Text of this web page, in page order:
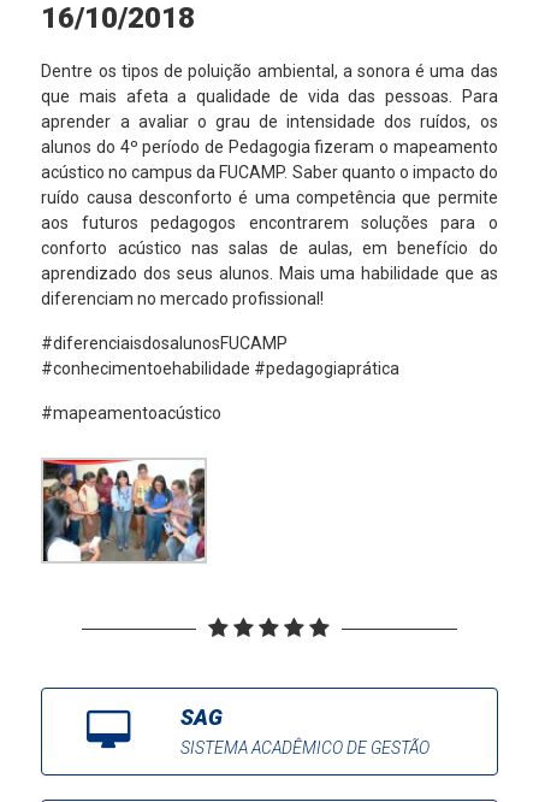
16/10/2018
Dentre os tipos de poluição ambiental, a sonora é uma das
que mais afeta a qualidade de vida das pessoas. Para
aprender a avaliar o grau de intensidade dos ruídos, os
alunos do 4º período de Pedagogia fizeram o mapeamento
acústico no campus da FUCAMP. Saber quanto o impacto do
ruído causa desconforto é uma competência que permite
aos futuros pedagogos encontrarem soluções para o
conforto acústico nas salas de aulas, em benefício do
aprendizado dos seus alunos. Mais uma habilidade que as
diferenciam no mercado profissional!
#diferenciaisdosalunosFUCAMP
#conhecimentoehabilidade #pedagogiaprática
#mapeamentoacústico
SAG
SISTEMA ACADÊMICO DE GESTÃO